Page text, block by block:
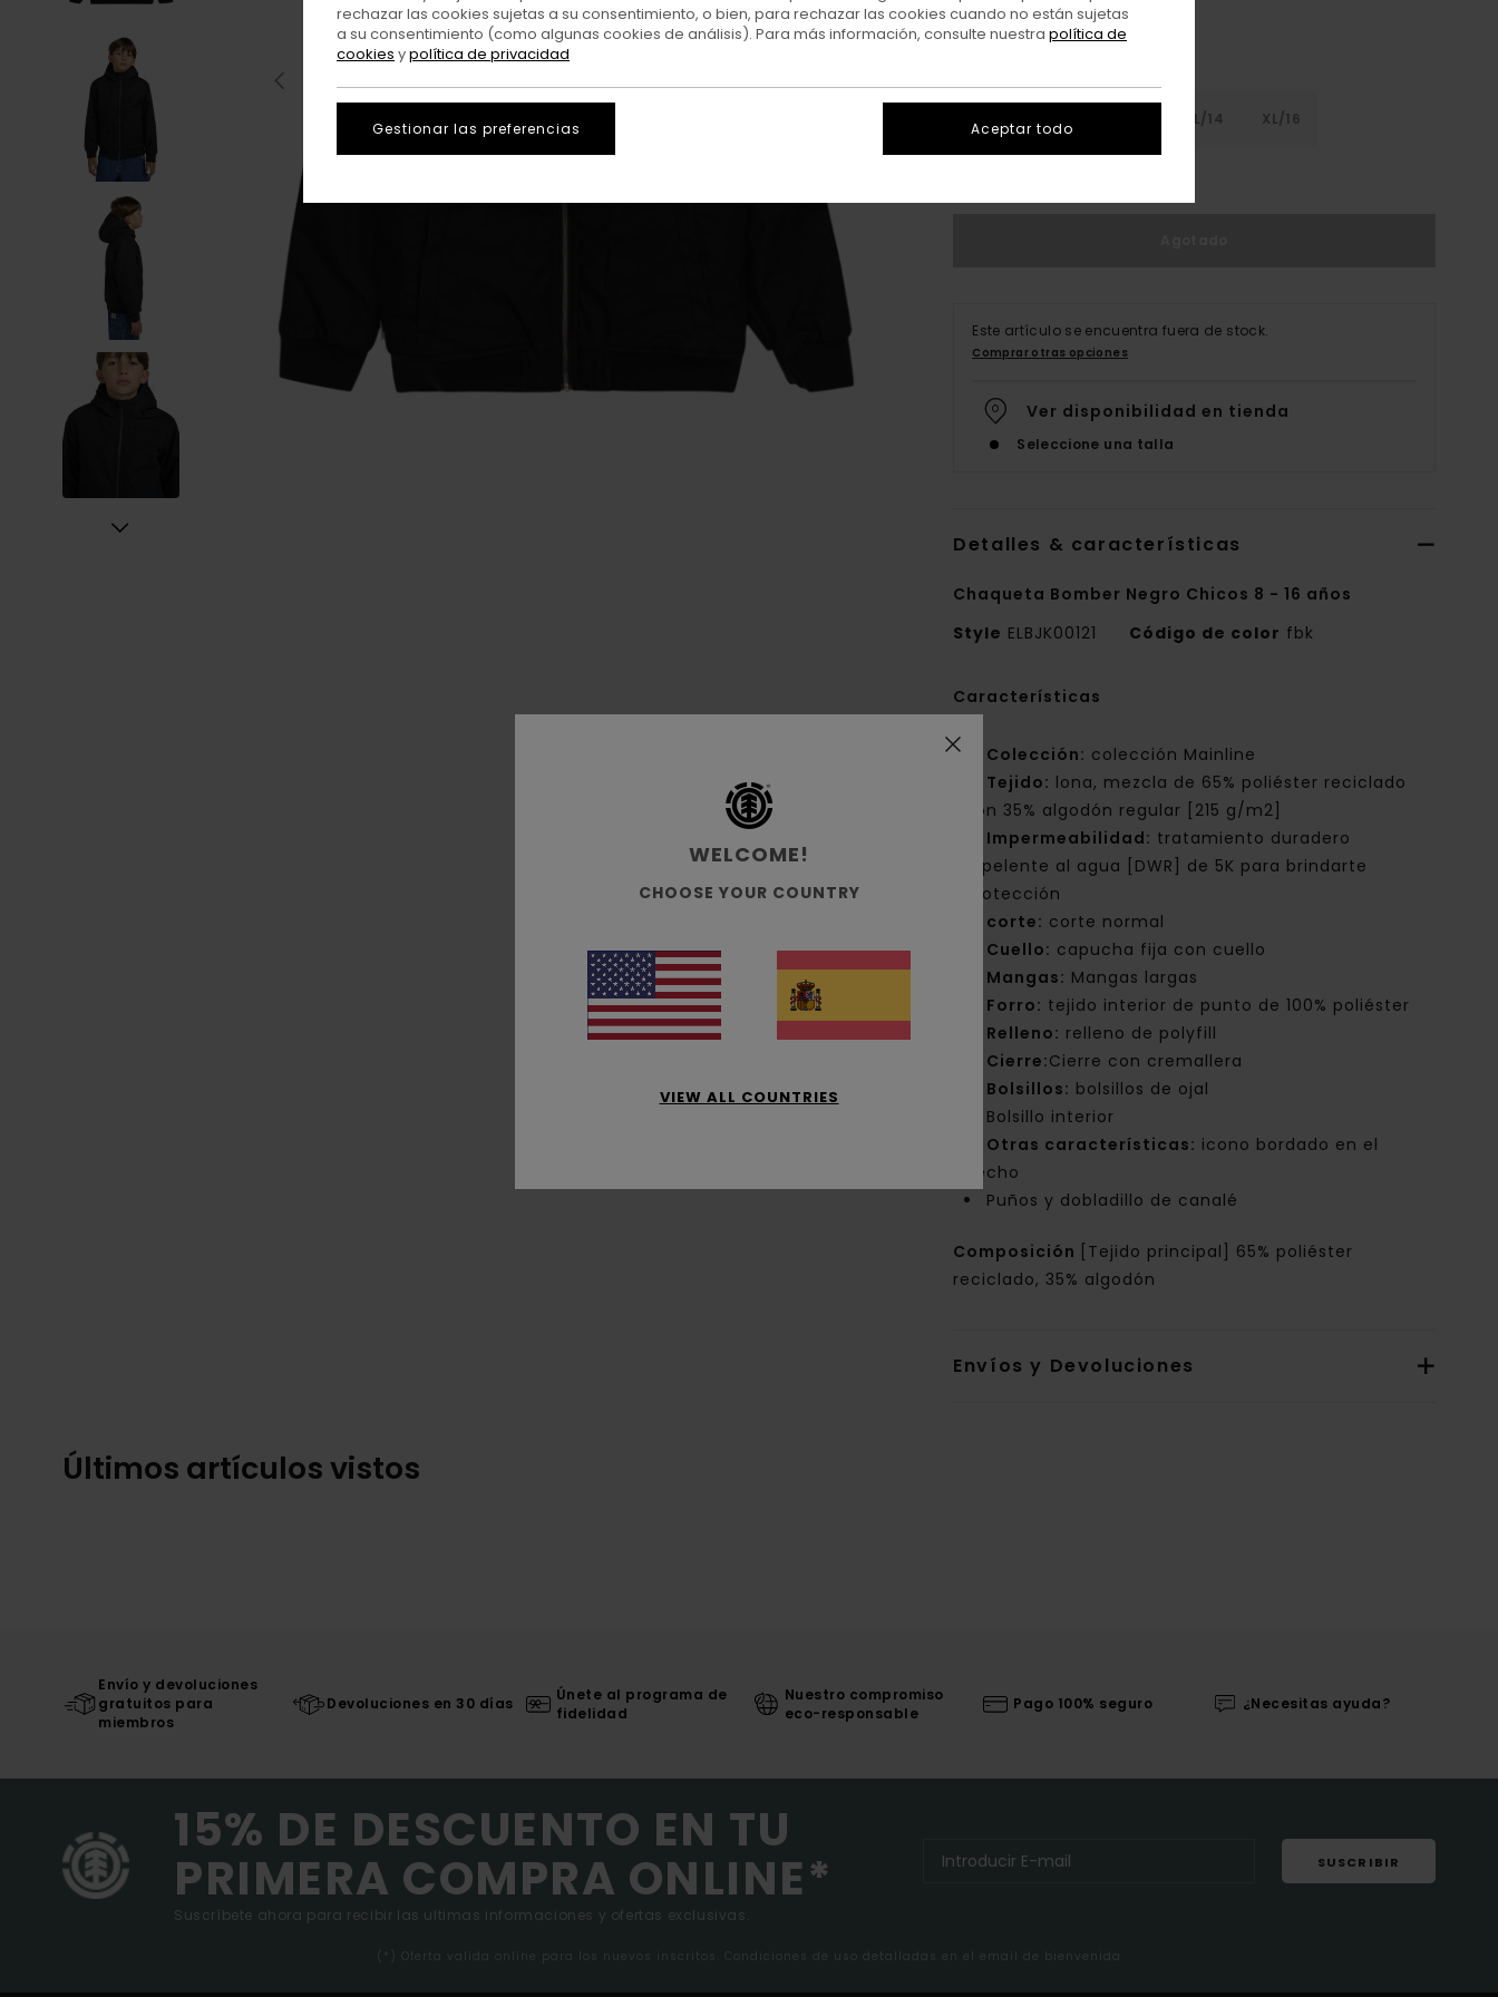
L/14 XL/16
Este artículo se encuentra fuera de stock.
Comprar otras opciones
Ver disponibilidad en tienda
Seleccione una talla
Detalles & características
Chaqueta Bomber Negro Chicos 8 - 16 años
Style ELBJK00121 Código de color fbk
Características
Colección: colección Mainline
Tejido: lona, mezcla de 65% poliéster reciclado
con 35% algodón regular [215 g/m2]
Impermeabilidad: tratamiento duradero
repelente al agua [DWR] de 5K para brindarte
protección
corte: corte normal
Cuello: capucha fija con cuello
Mangas: Mangas largas
Forro: tejido interior de punto de 100% poliéster
Relleno: relleno de polyfill
Cierre:Cierre con cremallera
Bolsillos: bolsillos de ojal
Bolsillo interior
Otras características: icono bordado en el
pecho
Puños y dobladillo de canalé
Composición
[Tejido principal] 65% poliéster
reciclado, 35% algodón
Envíos y Devoluciones
Últimos artículos vistos
Envío y devoluciones
gratuitos para
miembros
Devoluciones en 30 días
Únete al programa de
fidelidad
Nuestro compromiso
eco-responsable
Pago 100% seguro ¿Necesitas ayuda?
15% DE DESCUENTO EN TU
PRIMERA COMPRA ONLINE*
Suscríbete ahora para recibir las ultimas informaciones y ofertas exclusivas.
SUSCRIBIR
(*) Oferta valida online para los nuevos inscritos. Condiciones de uso detalladas en el email de bienvenida
WELCOME!
CHOOSE YOUR COUNTRY
VIEW ALL COUNTRIES
rechazar las cookies sujetas a su consentimiento, o bien, para rechazar las cookies cuando no están sujetas
a su consentimiento (como algunas cookies de análisis). Para más información, consulte nuestra política de
cookies ypolítica de privacidad
Gestionar las preferencias Aceptar todo